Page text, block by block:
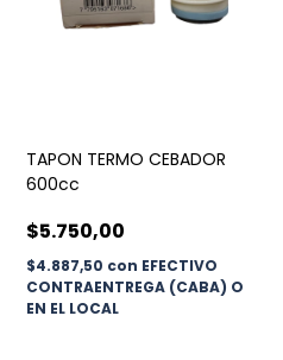
TAPON TERMO CEBADOR
600cc
$5.750,00
$4.887,50 con EFECTIVO
CONTRAENTREGA (CABA) O
EN EL LOCAL